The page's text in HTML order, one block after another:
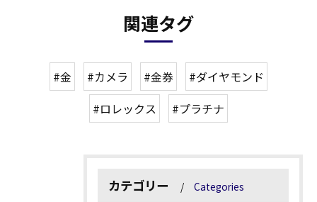
関連タグ
#金 #カメラ #金券
#ダイヤモンド
#ロレックス
#プラチナ
カテゴリー Categories